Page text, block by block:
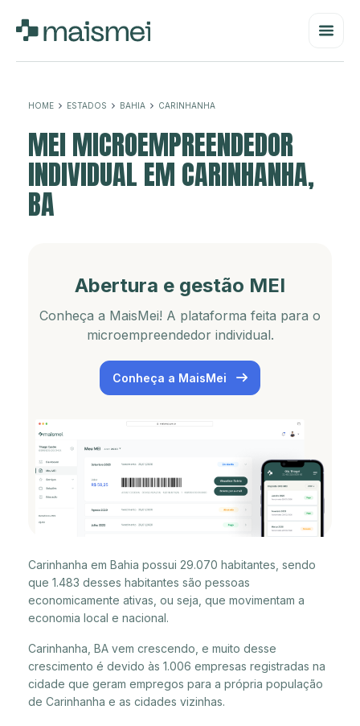
HOME ESTADOS BAHIA CARINHANHA
MEI MICROEMPREENDEDOR
INDIVIDUAL EM CARINHANHA,
BA
Abertura e gestão MEI
Conheça a MaisMei! A plataforma feita para o
microempreendedor individual.
Conheça a MaisMei
Carinhanha em Bahia possui 29.070 habitantes, sendo
que 1.483 desses habitantes são pessoas
economicamente ativas, ou seja, que movimentam a
economia local e nacional.
Carinhanha, BA vem crescendo, e muito desse
crescimento é devido às 1.006 empresas registradas na
cidade que geram empregos para a própria população
de Carinhanha e as cidades vizinhas.